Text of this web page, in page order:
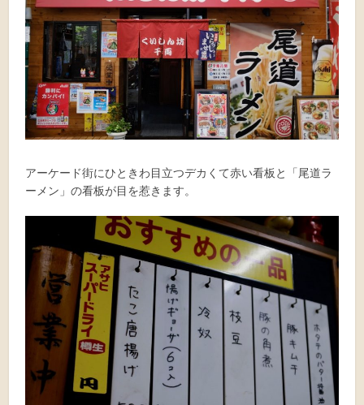
アーケード街にひときわ目立つデカくて赤い看板と「尾道ラ
ーメン」の看板が目を惹きます。